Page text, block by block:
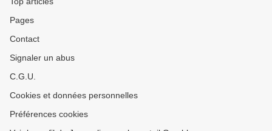
Pages
Contact
Signaler un abus
C.G.U.
Cookies et données personnelles
Préférences cookies